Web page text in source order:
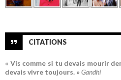
CITATIONS
« Vis comme si tu devais mourir
devais vivre toujours. »Gandhi